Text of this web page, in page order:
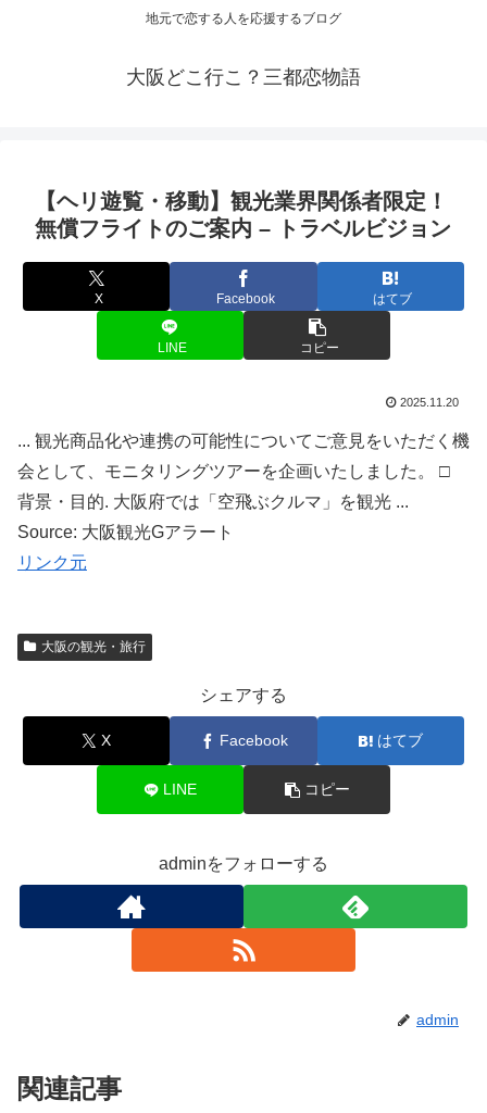
地元で恋する人を応援するブログ
大阪どこ行こ？三都恋物語
【ヘリ遊覧・移動】 観光業界関係者限定！
無償フライトのご案内 – トラベルビジョン
X Facebook はてブ
LINE コピー
2025.11.20
... 観光商品化や連携の可能性についてご意見をいただく機
会として、モニタリングツアーを企画いたしました。 □
背景・目的. 大阪府では「空飛ぶクルマ」を観光 ...
Source: 大阪観光Gアラート
リンク元
大阪の観光・旅行
シェアする
X Facebook はてブ
LINE コピー
adminをフォローする
admin
関連記事